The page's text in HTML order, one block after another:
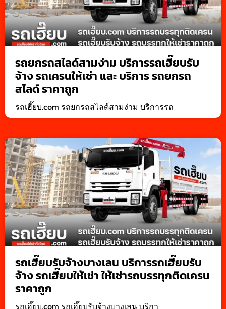
รถยกรถสไลด์สามง่าม บริการรถเฮี๊ยบรับ
จ้าง รถเครนให้เช่า และ บริการ รถยกรถ
สไลด์ ราคาถูก
รถเฮี๊ยบ.com รถยกรถสไลด์สามง่าม บริการรถ
รถเฮี๊ยบรับจ้างบางเลน บริการรถเฮี๊ยบรับ
จ้าง รถเฮี๊ยบให้เช่า ให้เช่ารถบรรทุกติดเครน
ราคาถูก
รถเฮี๊ยบ.com รถเฮี๊ยบรับจ้างบางเลน บริกา